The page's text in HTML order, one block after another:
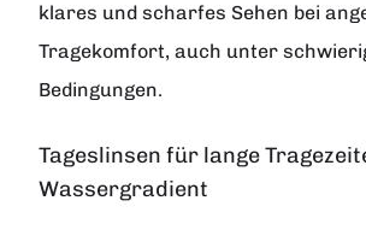
klares und scharfes Sehen bei
Tragekomfort, auch unter
Bedingungen.
Tageslinsen für lange
Wassergradient